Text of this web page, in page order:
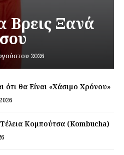
τώρα!
Βρεις Ξανά
2026
ότι θα Είναι «Χάσιμο Χρόνου»
Κομπούτσα (Kombucha)